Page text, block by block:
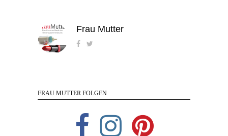
Frau Mutter
FRAU MUTTER FOLGEN